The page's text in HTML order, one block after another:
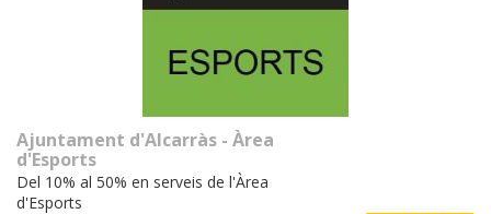
Ajuntament d'Alcarràs - Àrea
d'Esports
Del 10% al 50% en serveis de l'Àrea
d'Esports